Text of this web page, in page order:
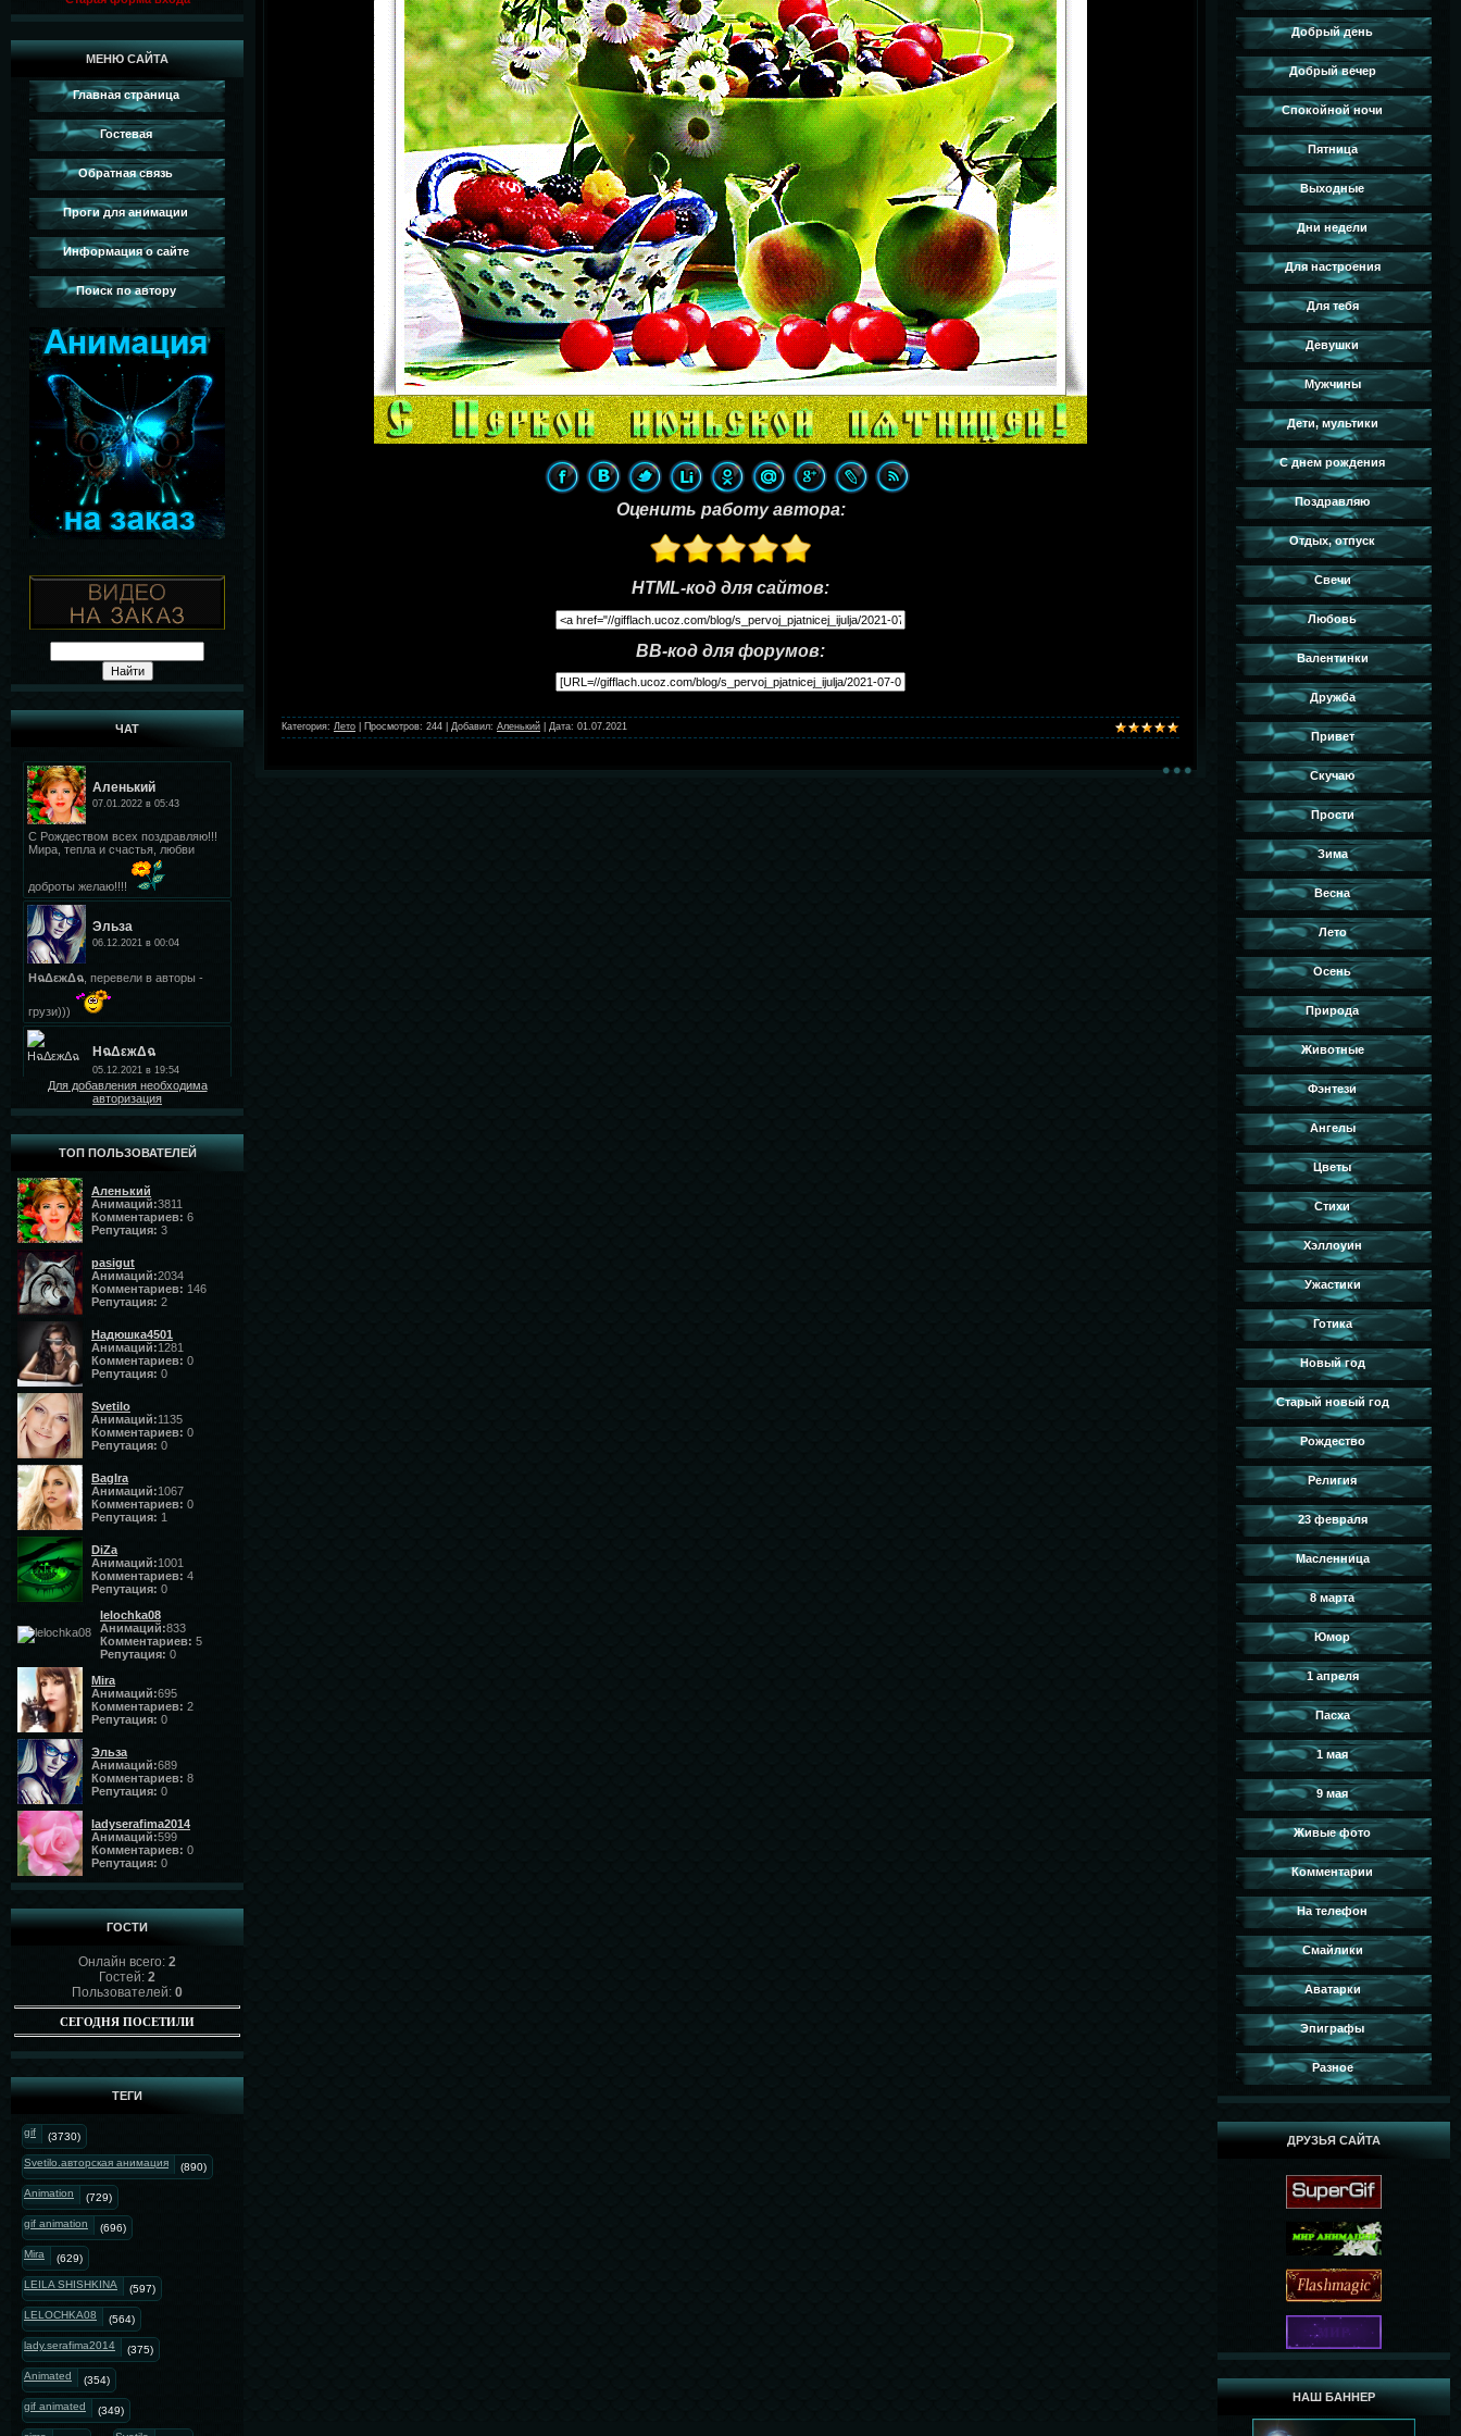
МЕНЮ САЙТА
Главная страница
Гостевая
Обратная связь
Проги для анимации
Информация о сайте
Поиск по автору
ЧАТ
Для добавления необходима
авторизация
ТОП ПОЛЬЗОВАТЕЛЕЙ
Аленький
Анимаций:3811
Комментариев: 6
Репутация: 3
pasigut
Анимаций:2034
Комментариев: 146
Репутация: 2
Надюшка4501
Анимаций:1281
Комментариев: 0
Репутация: 0
Svetilo
Анимаций:1135
Комментариев: 0
Репутация: 0
BagIra
Анимаций:1067
Комментариев: 0
Репутация: 1
DiZa
Анимаций:1001
Комментариев: 4
Репутация: 0
lelochka08
Анимаций:833
Комментариев: 5
Репутация: 0
Mira
Анимаций:695
Комментариев: 2
Репутация: 0
Эльза
Анимаций:689
Комментариев: 8
Репутация: 0
ladyserafima2014
Анимаций:599
Комментариев: 0
Репутация: 0
ГОСТИ
Онлайн всего: 2
Гостей: 2
Пользователей: 0
СЕГОДНЯ ПОСЕТИЛИ
ТЕГИ
gif (3730)
Svetilo.авторская анимация (890)
Animation (729)
gif animation (696)
Mira (629)
LEILA SHISHKINA (597)
LELOCHKA08 (564)
lady.serafima2014 (375)
Animated (354)
gif animated (349)
Оценить работу автора:
HTML-код для сайтов:
BB-код для форумов:
Категория: Лето Просмотров: 244 Добавил: Аленький Дата: 01.07.2021
Добрый день
Добрый вечер
Спокойной ночи
Пятница
Выходные
Дни недели
Для настроения
Для тебя
Девушки
Мужчины
Дети, мультики
С днем рождения
Поздравляю
Отдых, отпуск
Свечи
Любовь
Валентинки
Дружба
Привет
Скучаю
Прости
Зима
Весна
Лето
Осень
Природа
Животные
Фэнтези
Ангелы
Цветы
Стихи
Хэллоуин
Ужастики
Готика
Новый год
Старый новый год
Рождество
Религия
23 февраля
Масленница
8 марта
Юмор
1 апреля
Пасха
1 мая
9 мая
Живые фото
Комментарии
На телефон
Смайлики
Аватарки
Эпиграфы
Разное
ДРУЗЬЯ САЙТА
НАШ БАННЕР